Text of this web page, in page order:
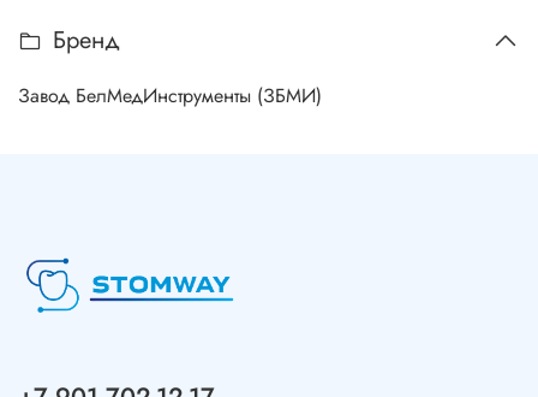
Бренд
Завод БелМедИнструменты (ЗБМИ)